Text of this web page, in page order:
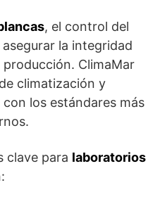
, el control del
la integridad
ClimaMar
climatización y
los estándares más
clave para laboratorios